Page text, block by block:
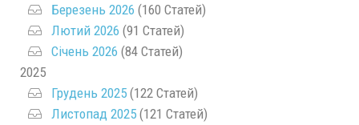
Березень 2026 (160 Статей)
Лютий 2026 (91 Статей)
Січень 2026 (84 Статей)
2025
Грудень 2025 (122 Статей)
Листопад 2025 (121 Статей)